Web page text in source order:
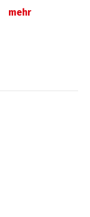
mehr